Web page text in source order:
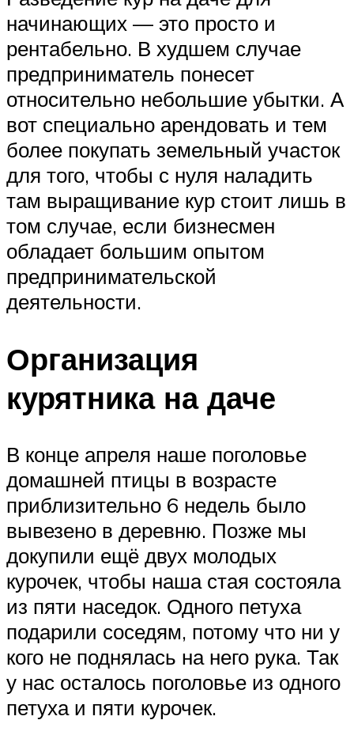
начинающих — это просто и
рентабельно. В худшем случае
предприниматель понесет
относительно небольшие убытки. А
вот специально арендовать и тем
более покупать земельный участок
для того, чтобы с нуля наладить
там выращивание кур стоит лишь в
том случае, если бизнесмен
обладает большим опытом
предпринимательской
деятельности.
Организация
курятника на даче
В конце апреля наше поголовье
домашней птицы в возрасте
приблизительно 6 недель было
вывезено в деревню. Позже мы
докупили ещё двух молодых
курочек, чтобы наша стая состояла
из пяти наседок. Одного петуха
подарили соседям, потому что ни у
кого не поднялась на него рука. Так
у нас осталось поголовье из одного
петуха и пяти курочек.